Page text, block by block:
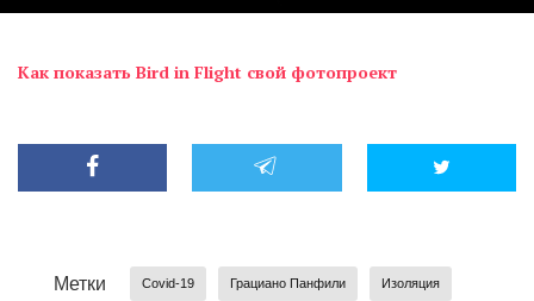
Как показать Bird in Flight свой фотопроект
Метки Covid-19 Грациано Панфили Изоляция